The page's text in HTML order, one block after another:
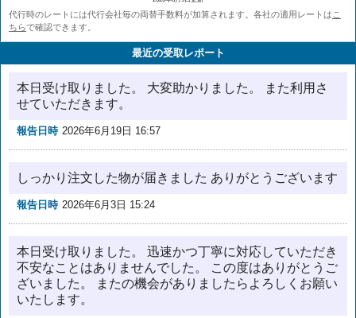
代行時のレートには代行会社毎の両替手数料が加算されます。各社の適用レートは こ
ちらで確認できます。
最近の受取レポート
本日受け取りました。 大変助かりました。 また利用さ
せていただきます。
報告日時 2026年6月19日 16:57
しっかり注文した物が届きました ありがとうございます
報告日時 2026年6月3日 15:24
本日受け取りました。 迅速かつ丁寧に対応していただき
不安なことはありませんでした。 この度はありがとうご
ざいました。 またの機会がありましたらよろしくお願い
いたします。